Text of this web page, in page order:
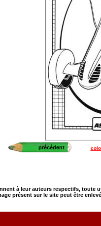
précédent
à leur auteurs respectifs,
présent sur le site peut être